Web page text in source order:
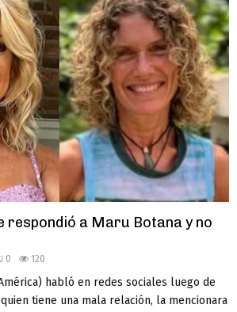
respondió a Maru Botana y no
0 120
habló en redes sociales luego de
tiene una mala relación, la mencionara